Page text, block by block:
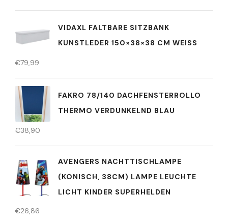
VIDAXL FALTBARE SITZBANK
KUNSTLEDER 150×38×38 CM WEISS
€79,99
FAKRO 78/140 DACHFENSTERROLLO
THERMO VERDUNKELND BLAU
€38,90
AVENGERS NACHTTISCHLAMPE
(KONISCH, 38CM) LAMPE LEUCHTE
LICHT KINDER SUPERHELDEN
€26,86